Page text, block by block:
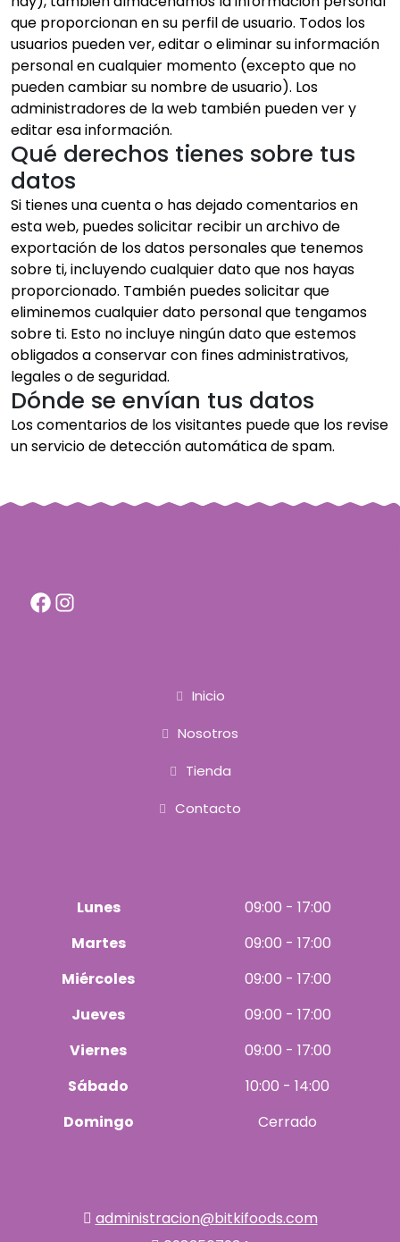
que proporcionan en su perfil de usuario. Todos los
usuarios pueden ver, editar o eliminar su información
personal en cualquier momento (excepto que no
pueden cambiar su nombre de usuario). Los
administradores de la web también pueden ver y
editar esa información.
Qué derechos tienes sobre tus
datos
Si tienes una cuenta o has dejado comentarios en
esta web, puedes solicitar recibir un archivo de
exportación de los datos personales que tenemos
sobre ti, incluyendo cualquier dato que nos hayas
proporcionado. También puedes solicitar que
eliminemos cualquier dato personal que tengamos
sobre ti. Esto no incluye ningún dato que estemos
obligados a conservar con fines administrativos,
legales o de seguridad.
Dónde se envían tus datos
Los comentarios de los visitantes puede que los revise
un servicio de detección automática de spam.
F
a
Inicio
Nosotros
Tienda
Contacto
Lunes
09:00 - 17:00
Martes
09:00 - 17:00
Miércoles
09:00 - 17:00
Jueves
09:00 - 17:00
Viernes
09:00 - 17:00
Sábado
10:00 - 14:00
Domingo
Cerrado
administracion@bitkifoods.com